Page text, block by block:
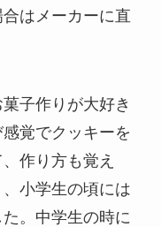
はメーカーに直
子作りが大好き
覚でクッキーを
作り方も覚え
小学生の頃には
。中学生の時に